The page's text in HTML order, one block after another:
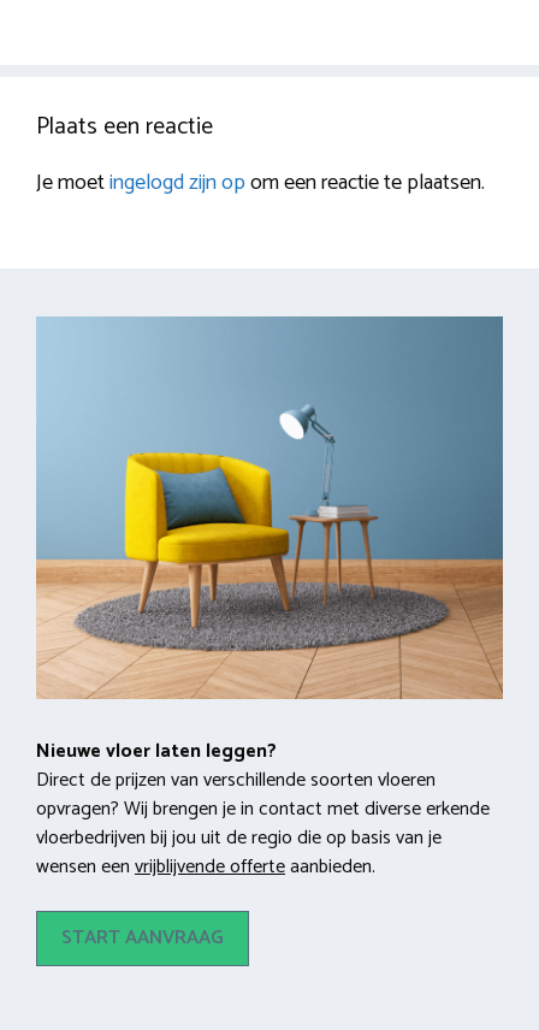
Plaats een reactie
Je moetingelogd zijn opom een reactie te plaatsen.
Nieuwe vloer laten leggen?
Direct de prijzen van verschillende soorten vloeren
opvragen? Wij brengen je in contact met diverse erkende
vloerbedrijven bij jou uit de regio die op basis van je
wensen eenvrijblijvende offerteaanbieden.
START AANVRAAG